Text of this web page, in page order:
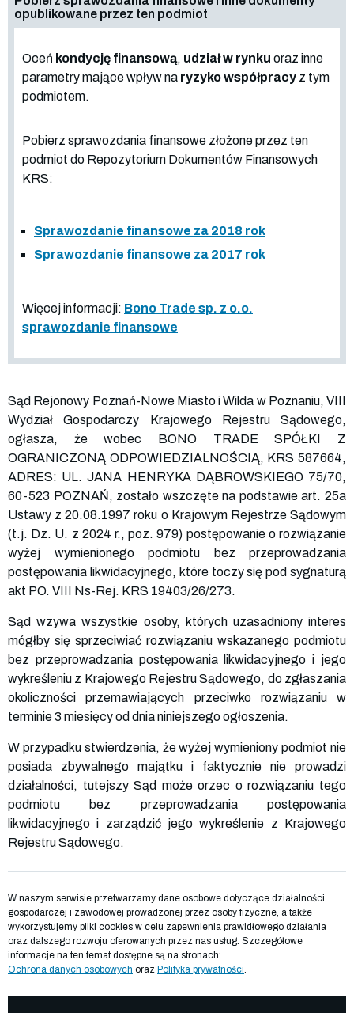
opublikowane przez ten podmiot
Oceń kondycję finansową, udział w rynku oraz inne
parametry mające wpływ na ryzyko współpracy z tym
podmiotem.
Pobierz sprawozdania finansowe złożone przez ten
podmiot do Repozytorium Dokumentów Finansowych
KRS:
Sprawozdanie finansowe za 2018 rok
Sprawozdanie finansowe za 2017 rok
Więcej informacji: Bono Trade sp. z o.o.
sprawozdanie finansowe
Sąd Rejonowy Poznań-Nowe Miasto i Wilda w Poznaniu, VIII
Wydział Gospodarczy Krajowego Rejestru Sądowego,
ogłasza, że wobec BONO TRADE SPÓŁKI Z
OGRANICZONĄ ODPOWIEDZIALNOŚCIĄ, KRS 587664,
ADRES: UL. JANA HENRYKA DĄBROWSKIEGO 75/70,
60-523 POZNAŃ, zostało wszczęte na podstawie art. 25a
Ustawy z 20.08.1997 roku o Krajowym Rejestrze Sądowym
(t.j. Dz. U. z 2024 r., poz. 979) postępowanie o rozwiązanie
wyżej wymienionego podmiotu bez przeprowadzania
postępowania likwidacyjnego, które toczy się pod sygnaturą
akt PO. VIII Ns-Rej. KRS 19403/26/273.
Sąd wzywa wszystkie osoby, których uzasadniony interes
mógłby się sprzeciwiać rozwiązaniu wskazanego podmiotu
bez przeprowadzania postępowania likwidacyjnego i jego
wykreśleniu z Krajowego Rejestru Sądowego, do zgłaszania
okoliczności przemawiających przeciwko rozwiązaniu w
terminie 3 miesięcy od dnia niniejszego ogłoszenia.
W przypadku stwierdzenia, że wyżej wymieniony podmiot nie
posiada zbywalnego majątku i faktycznie nie prowadzi
działalności, tutejszy Sąd może orzec o rozwiązaniu tego
podmiotu bez przeprowadzania postępowania
likwidacyjnego i zarządzić jego wykreślenie z Krajowego
Rejestru Sądowego.
W naszym serwisie przetwarzamy dane osobowe dotyczące działalności
gospodarczej i zawodowej prowadzonej przez osoby fizyczne, a także
wykorzystujemy pliki cookies w celu zapewnienia prawidłowego działania
oraz dalszego rozwoju oferowanych przez nas usług. Szczegółowe
informacje na ten temat dostępne są na stronach:
Ochrona danych osobowych oraz Polityka prywatności